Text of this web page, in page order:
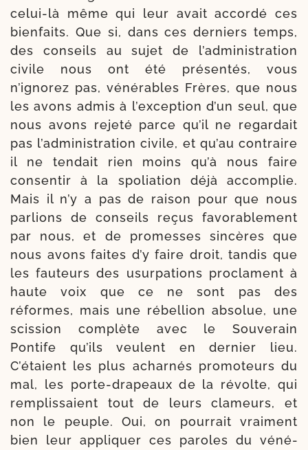
celui-​là même qui leur avait accor­dé ces
bien­faits. Que si, dans ces der­niers temps,
des conseils au sujet de l’ad­mi­nis­tra­tion
civile nous ont été pré­sen­tés, vous
n’ignorez pas, véné­rables Frères, que nous
les avons admis à l’exception d’un seul, que
nous avons reje­té parce qu’il ne regar­dait
pas l’administration civile, et qu’au con­traire
il ne ten­dait rien moins qu’à nous faire
consen­tir à la spo­lia­tion déjà accom­plie.
Mais il n’y a pas de rai­son pour que nous
par­lions de conseils reçus favo­ra­ble­ment
par nous, et de pro­messes sin­cères que
nous avons faites d’y faire droit, tan­dis que
les fau­teurs des usur­pa­tions pro­clament à
haute voix que ce ne sont pas des
réformes, mais une rébel­lion abso­lue, une
scis­sion com­plète avec le Souverain
Pontife qu’ils veulent en der­nier lieu.
C’étaient les plus achar­nés pro­mo­teurs du
mal, les porte-​drapeaux de la révolte, qui
rem­plis­saient tout de leurs cla­meurs, et
non le peuple. Oui, on pour­rait vrai­ment
bien leur appli­quer ces paroles du véné­